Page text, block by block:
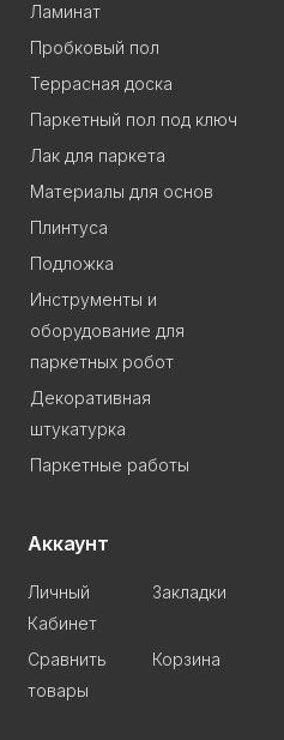
Ламинат
Пробковый пол
Террасная доска
Паркетный пол под ключ
Лак для паркета
Материалы для основ
Плинтуса
Подложка
Инструменты и
оборудование для
паркетных робот
Декоративная
штукатурка
Паркетные работы
Аккаунт
Личный
Кабинет
Закладки
Сравнить
товары
Корзина